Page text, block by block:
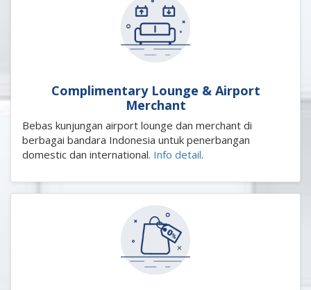
Complimentary Lounge & Airport
Merchant
Bebas kunjungan airport lounge dan merchant di
berbagai bandara Indonesia untuk penerbangan
domestic dan international. Info detail.